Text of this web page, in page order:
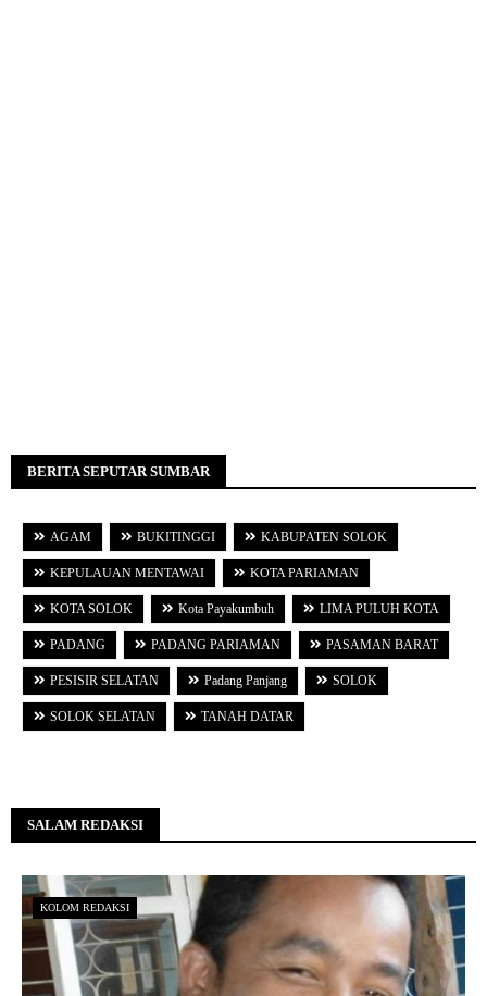
BERITA SEPUTAR SUMBAR
AGAM BUKITINGGI KABUPATEN SOLOK
KEPULAUAN MENTAWAI KOTA PARIAMAN
KOTA SOLOK Kota Payakumbuh LIMA PULUH KOTA
PADANG PADANG PARIAMAN PASAMAN BARAT
PESISIR SELATAN Padang Panjang SOLOK
SOLOK SELATAN TANAH DATAR
SALAM REDAKSI
KOLOM REDAKSI